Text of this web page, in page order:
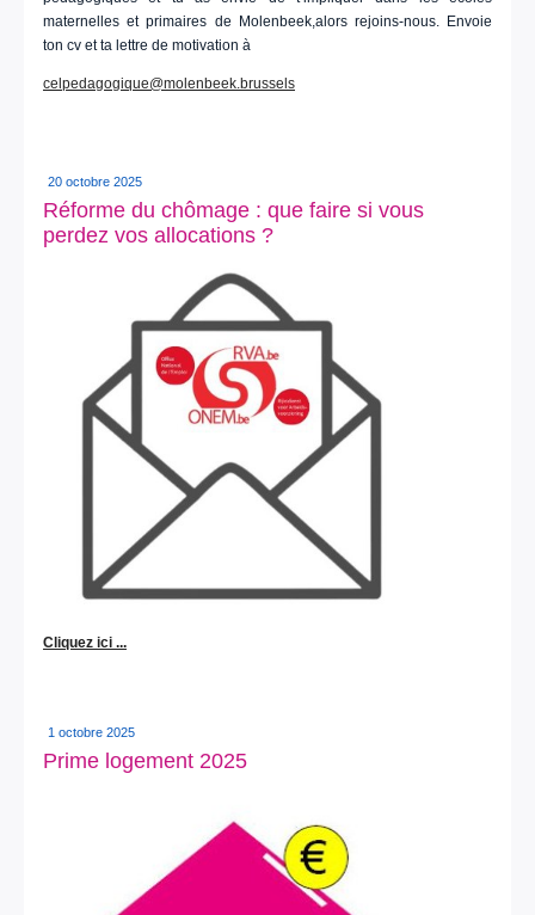
maternelles et primaires de Molenbeek,alors rejoins-nous. Envoie
ton cv et ta lettre de motivation à
celpedagogique@molenbeek.brussels
20 octobre 2025
Réforme du chômage : que faire si vous
perdez vos allocations ?
Cliquez ici ...
1 octobre 2025
Prime logement 2025